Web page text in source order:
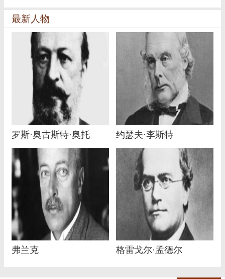
最新人物
罗斯·奥古斯特·奥托 约瑟夫·李斯特
弗兰克 格雷戈尔·孟德尔